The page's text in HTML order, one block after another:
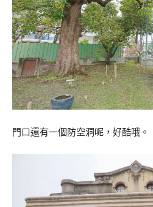
門口還有一個防空洞呢，好酷哦。